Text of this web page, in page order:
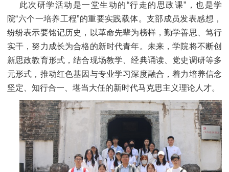
此次研学活动是一堂生动的“行走的思政课”，也是学
院“六个一培养工程”的重要实践载体。支部成员发表感想，
纷纷表示要铭记历史，以革命先辈为榜样，勤学善思、笃行
实干，努力成长为合格的新时代青年。未来，学院将不断创
新思政教育形式，结合现场教学、经典诵读、党史调研等多
元形式，推动红色基因与专业学习深度融合，着力培养信念
坚定、知行合一、堪当大任的新时代马克思主义理论人才。